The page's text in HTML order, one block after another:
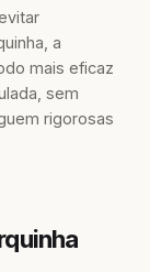
a
mais eficaz
sem
rigorosas